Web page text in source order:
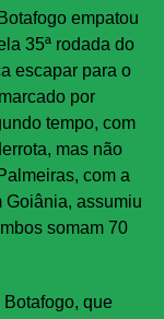
empatou
35ª rodada do
escapar para o
por
tempo, com
mas não
com a
Goiânia, assumiu
somam 70
que